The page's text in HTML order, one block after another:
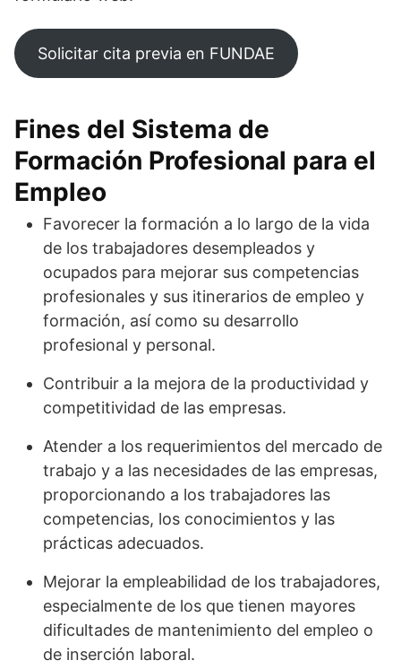
Solicitar cita previa en FUNDAE
Fines del Sistema de
Formación Profesional para el
Empleo
Favorecer la formación a lo largo de la vida
de los trabajadores desempleados y
ocupados para mejorar sus competencias
profesionales y sus itinerarios de empleo y
formación, así como su desarrollo
profesional y personal.
Contribuir a la mejora de la productividad y
competitividad de las empresas.
Atender a los requerimientos del mercado de
trabajo y a las necesidades de las empresas,
proporcionando a los trabajadores las
competencias, los conocimientos y las
prácticas adecuados.
Mejorar la empleabilidad de los trabajadores,
especialmente de los que tienen mayores
dificultades de mantenimiento del empleo o
de inserción laboral.